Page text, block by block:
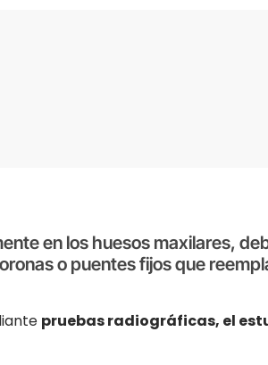
en los huesos maxilares,
o puentes fijos que
pruebas radiográficas, el